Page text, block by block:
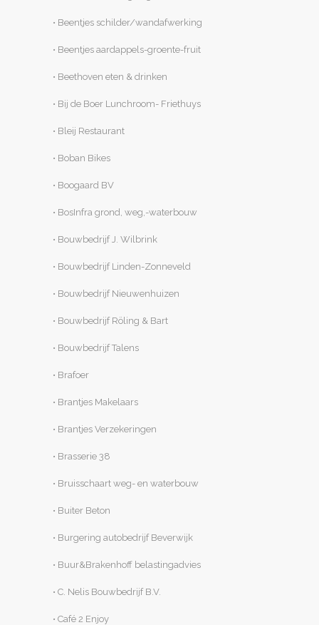
• Beentjes schilder/wandafwerking
• Beentjes aardappels-groente-fruit
• Beethoven eten & drinken
• Bij de Boer Lunchroom- Friethuys
• Bleij Restaurant
• Boban Bikes
• Boogaard BV
• BosInfra grond, weg,-waterbouw
• Bouwbedrijf J. Wilbrink
• Bouwbedrijf Linden-Zonneveld
• Bouwbedrijf Nieuwenhuizen
• Bouwbedrijf Röling & Bart
• Bouwbedrijf Talens
• Brafoer
• Brantjes Makelaars
• Brantjes Verzekeringen
• Brasserie 38
• Bruisschaart weg- en waterbouw
• Buiter Beton
• Burgering autobedrijf Beverwijk
• Buur&Brakenhoff belastingadvies
• C. Nelis Bouwbedrijf B.V.
• Café 2 Enjoy